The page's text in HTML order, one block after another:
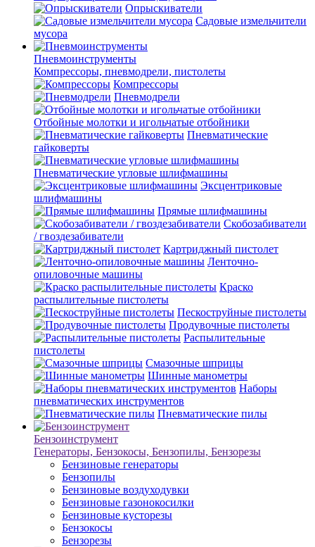
Опрыскиватели
Садовые измельчители
мусора
Пневмоинструменты
Компрессоры, пневмодрели, пистолеты
Компрессоры
Пневмодрели
Отбойные молотки и игольчатые отбойники
Пневматические
гайковерты
Пневматические угловые шлифмашины
Эксцентриковые
шлифмашины
Прямые шлифмашины
Скобозабиватели
/ гвоздезабиватели
Картриджный пистолет
Ленточно-
опиловочные машины
Краско
распылительные пистолеты
Пескоструйные пистолеты
Продувочные пистолеты
Распылительные
пистолеты
Смазочные шприцы
Шинные манометры
Наборы
пневматических инструментов
Пневматические пилы
Бензоинструмент
Генераторы, Бензокосы, Бензопилы, Бензорезы
Бензиновые генераторы
Бензопилы
Бензиновые воздуходувки
Бензиновые газонокосилки
Бензиновые кусторезы
Бензокосы
Бензорезы